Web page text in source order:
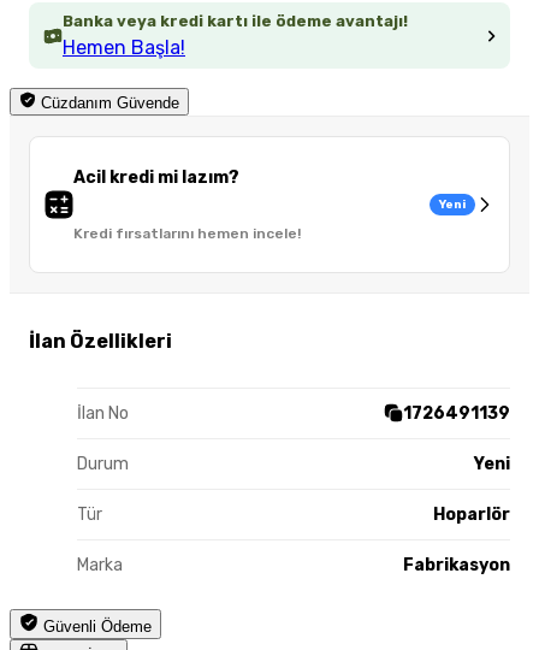
Banka veya kredi kartı ile ödeme avantajı!
Hemen Başla!
Cüzdanım Güvende
Acil kredi mi lazım?
Kredi fırsatlarını hemen incele!
Yeni
İlan Özellikleri
İlan No 1726491139
Durum Yeni
Tür Hoparlör
Marka Fabrikasyon
Güvenli Ödeme